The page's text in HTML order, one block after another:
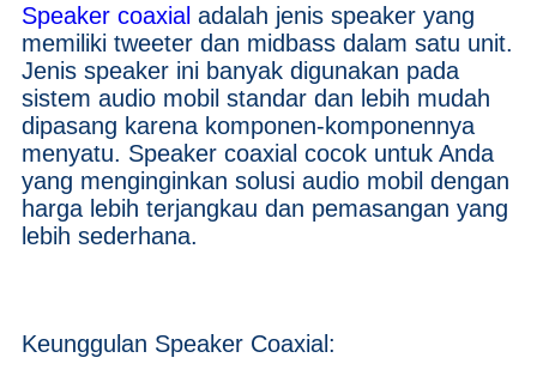
Speaker coaxial adalah jenis speaker yang
memiliki tweeter dan midbass dalam satu unit.
Jenis speaker ini banyak digunakan pada
sistem audio mobil standar dan lebih mudah
dipasang karena komponen-komponennya
menyatu. Speaker coaxial cocok untuk Anda
yang menginginkan solusi audio mobil dengan
harga lebih terjangkau dan pemasangan yang
lebih sederhana.
Keunggulan Speaker Coaxial: